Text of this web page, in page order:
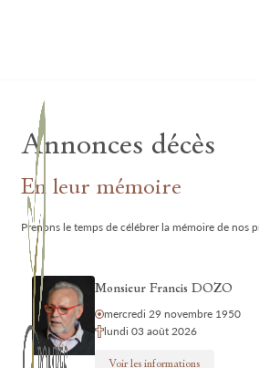
Annonces décès
En leur mémoire
Prenons le temps de célébrer la mémoire de nos
Monsieur Francis DOZO
mercredi 29 novembre 1950
lundi 03 août 2026
Voir les informations